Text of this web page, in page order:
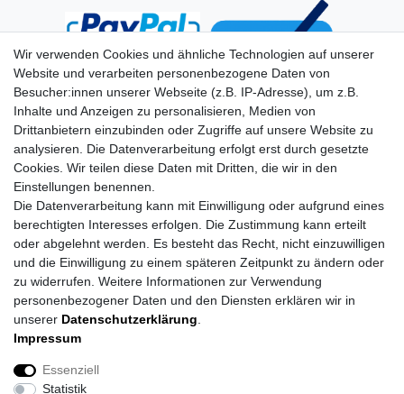
Impressum
Wir verwenden Cookies und ähnliche Technologien auf unserer
Website und verarbeiten personenbezogene Daten von
Besucher:innen unserer Webseite (z.B. IP-Adresse), um z.B.
Inhalte und Anzeigen zu personalisieren, Medien von
Drittanbietern einzubinden oder Zugriffe auf unsere Website zu
analysieren. Die Datenverarbeitung erfolgt erst durch gesetzte
Cookies. Wir teilen diese Daten mit Dritten, die wir in den
Einstellungen benennen.
Die Datenverarbeitung kann mit Einwilligung oder aufgrund eines
berechtigten Interesses erfolgen. Die Zustimmung kann erteilt
oder abgelehnt werden. Es besteht das Recht, nicht einzuwilligen
und die Einwilligung zu einem späteren Zeitpunkt zu ändern oder
zu widerrufen. Weitere Informationen zur Verwendung
personenbezogener Daten und den Diensten erklären wir in
unserer Daten­schutz­erklärung
Impressum
Essenziell
Statistik